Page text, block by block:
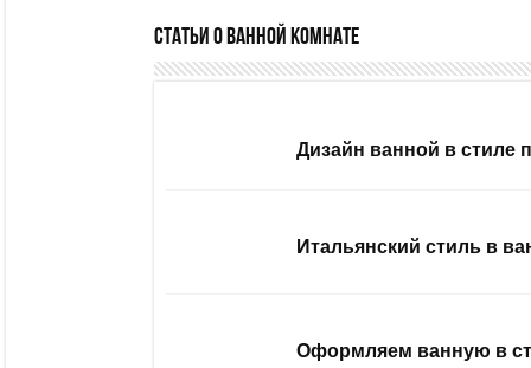
Статьи о ванной комнате
Дизайн ванной в стиле
Итальянский стиль в
Оформляем ванную в